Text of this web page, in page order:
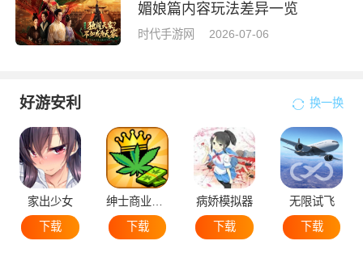
媚娘篇内容玩法差异一览
时代手游网 2026-07-06
好游安利 换一换
家出少女
下载
绅士商业策略
下载
病娇模拟器
下载
无限试飞
下载